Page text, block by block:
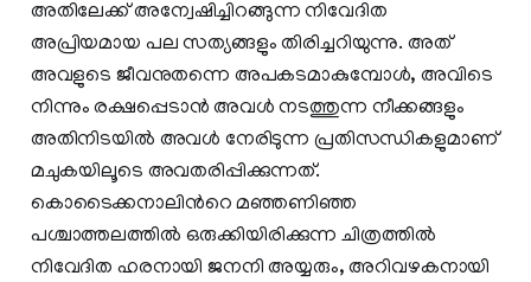
അതിലേക്ക് അന്വേഷിച്ചിറങ്ങുന്ന നിവേദിത
അപ്രിയമായ പല സത്യങ്ങളും തിരിച്ചറിയുന്നു. അത്
അവളുടെ ജീവനുതന്നെ അപകടമാകുമ്പോള്‍, അവിടെ
നിന്നും രക്ഷപ്പെടാന്‍ അവള്‍ നടത്തുന്ന നീക്കങ്ങളും
അതിനിടയില്‍ അവള്‍ നേരിടുന്ന പ്രതിസന്ധികളുമാണ്
മചുകയിലൂടെ അവതരിപ്പിക്കുന്നത്.
കൊടൈക്കനാലിന്‍റെ മഞ്ഞണിഞ്ഞ
പശ്ചാത്തലത്തില്‍ ഒരുക്കിയിരിക്കുന്ന ചിത്രത്തില്‍
നിവേദിത ഹരനായി ജനനി അയ്യരും, അറിവഴകനായി